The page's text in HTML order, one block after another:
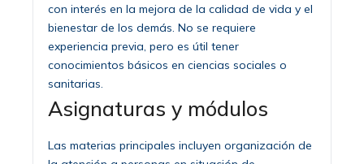
con interés en la mejora de la calidad de vida y el
bienestar de los demás. No se requiere
experiencia previa, pero es útil tener
conocimientos básicos en ciencias sociales o
sanitarias.
Asignaturas y módulos
Las materias principales incluyen organización de